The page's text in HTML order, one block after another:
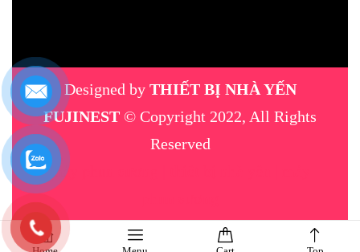
Designed by THIẾT BỊ NHÀ YẾN
FUJINEST © Copyright 2022, All Rights
Reserved
máy phun sương